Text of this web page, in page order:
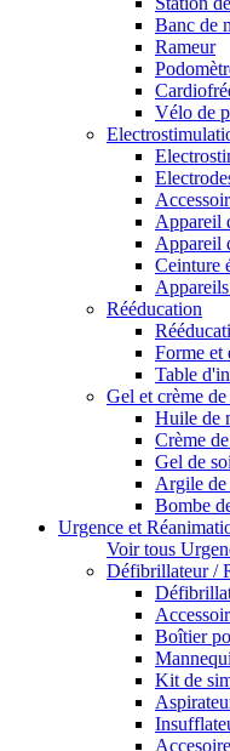
Banc de
Rameur
Vélo de
Appareil
Appareil
Ceinture
Rééducation
Forme et
Table
Gel et crème
Huile de
Crème
Gel de
Argile
Bombe
Urgence et
Voir tous
Défibrillateur /
Boîtier
Kit de